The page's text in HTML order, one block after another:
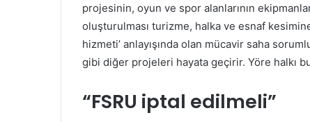
projesinin, oyun ve spor alanlarının
oluşturulması turizme, halka ve esnaf
hizmeti’ anlayışında olan mücavir saha
gibi diğer projeleri hayata geçirir. Yöre halkı
“FSRU iptal edilmeli”